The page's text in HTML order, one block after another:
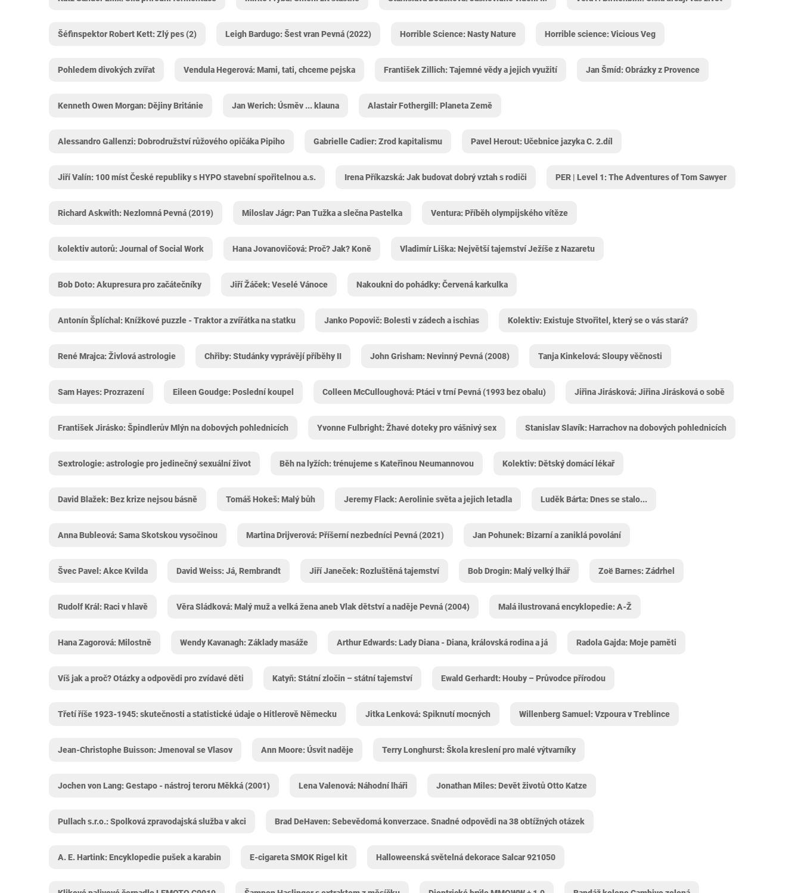
Šéfinspektor Robert Kett: Zlý pes (2) Leigh Bardugo: Šest vran Pevná (2022) Horrible Science: Nasty Nature Horrible science: Vicious Veg
Pohledem divokých zvířat Vendula Hegerová: Mami, tati, chceme pejska František Zillich: Tajemné vědy a jejich využití Jan Šmíd: Obrázky z Provence
Kenneth Owen Morgan: Dějiny Británie Jan Werich: Úsměv ... klauna Alastair Fothergill: Planeta Země
Alessandro Gallenzi: Dobrodružství růžového opičáka Pipiho Gabrielle Cadier: Zrod kapitalismu Pavel Herout: Učebnice jazyka C. 2.díl
Jiří Valín: 100 míst České republiky s HYPO stavební spořitelnou a.s. Irena Příkazská: Jak budovat dobrý vztah s rodiči PER | Level 1: The Adventures of Tom Sawyer
Richard Askwith: Nezlomná Pevná (2019) Miloslav Jágr: Pan Tužka a slečna Pastelka Ventura: Příběh olympijského vítěze
kolektiv autorů: Journal of Social Work Hana Jovanovičová: Proč? Jak? Koně Vladimír Liška: Největší tajemství Ježíše z Nazaretu
Bob Doto: Akupresura pro začátečníky Jiří Žáček: Veselé Vánoce Nakoukni do pohádky: Červená karkulka
Antonín Šplíchal: Knížkové puzzle - Traktor a zvířátka na statku Janko Popovič: Bolesti v zádech a ischias Kolektiv: Existuje Stvořitel, který se o vás stará?
René Mrajca: Živlová astrologie Chřiby: Studánky vyprávějí příběhy II John Grisham: Nevinný Pevná (2008) Tanja Kinkelová: Sloupy věčnosti
Sam Hayes: Prozrazení Eileen Goudge: Poslední koupel Colleen McCulloughová: Ptáci v trní Pevná (1993 bez obalu) Jiřina Jirásková: Jiřina Jirásková o sobě
František Jirásko: Špindlerův Mlýn na dobových pohlednicích Yvonne Fulbright: Žhavé doteky pro vášnivý sex Stanislav Slavík: Harrachov na dobových pohlednicích
Sextrologie: astrologie pro jedinečný sexuální život Běh na lyžích: trénujeme s Kateřinou Neumannovou Kolektiv: Dětský domácí lékař
David Blažek: Bez krize nejsou básně Tomáš Hokeš: Malý bůh Jeremy Flack: Aerolinie světa a jejich letadla Luděk Bárta: Dnes se stalo...
Anna Bubleová: Sama Skotskou vysočinou Martina Drijverová: Příšerní nezbedníci Pevná (2021) Jan Pohunek: Bizarní a zaniklá povolání
Švec Pavel: Akce Kvilda David Weiss: Já, Rembrandt Jiří Janeček: Rozluštěná tajemství Bob Drogin: Malý velký lhář Zoë Barnes: Zádrhel
Rudolf Král: Raci v hlavě Věra Sládková: Malý muž a velká žena aneb Vlak dětství a naděje Pevná (2004) Malá ilustrovaná encyklopedie: A-Ž
Hana Zagorová: Milostně Wendy Kavanagh: Základy masáže Arthur Edwards: Lady Diana - Diana, královská rodina a já Radola Gajda: Moje paměti
Víš jak a proč? Otázky a odpovědi pro zvídavé děti Katyň: Státní zločin – státní tajemství Ewald Gerhardt: Houby – Průvodce přírodou
Třetí říše 1923-1945: skutečnosti a statistické údaje o Hitlerově Německu Jitka Lenková: Spiknutí mocných Willenberg Samuel: Vzpoura v Treblince
Jean-Christophe Buisson: Jmenoval se Vlasov Ann Moore: Úsvit naděje Terry Longhurst: Škola kreslení pro malé výtvarníky
Jochen von Lang: Gestapo - nástroj teroru Měkká (2001) Lena Valenová: Náhodní lháři Jonathan Miles: Devět životů Otto Katze
Pullach s.r.o.: Spolková zpravodajská služba v akci Brad DeHaven: Sebevědomá konverzace. Snadné odpovědi na 38 obtížných otázek
A. E. Hartink: Encyklopedie pušek a karabin E-cigareta SMOK Rigel kit Halloweenská světelná dekorace Salcar 921050